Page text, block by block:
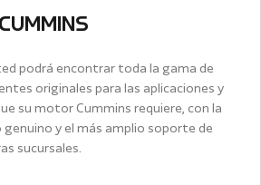
podrá encontrar toda la gama de
originales para las aplicaciones y
su motor Cummins requiere, con la
y el más amplio soporte de
sucursales.